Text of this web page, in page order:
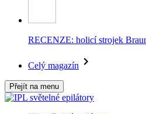
RECENZE: holicí strojek
Celý magazín
Přejít na menu